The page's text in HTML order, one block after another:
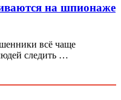
на шпионаже
всё чаще
следить …